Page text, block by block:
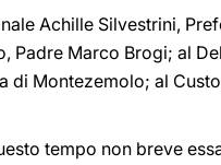
Achille Silvestrini,
Padre Marco Brogi; al
di Montezemolo; al
tempo non breve